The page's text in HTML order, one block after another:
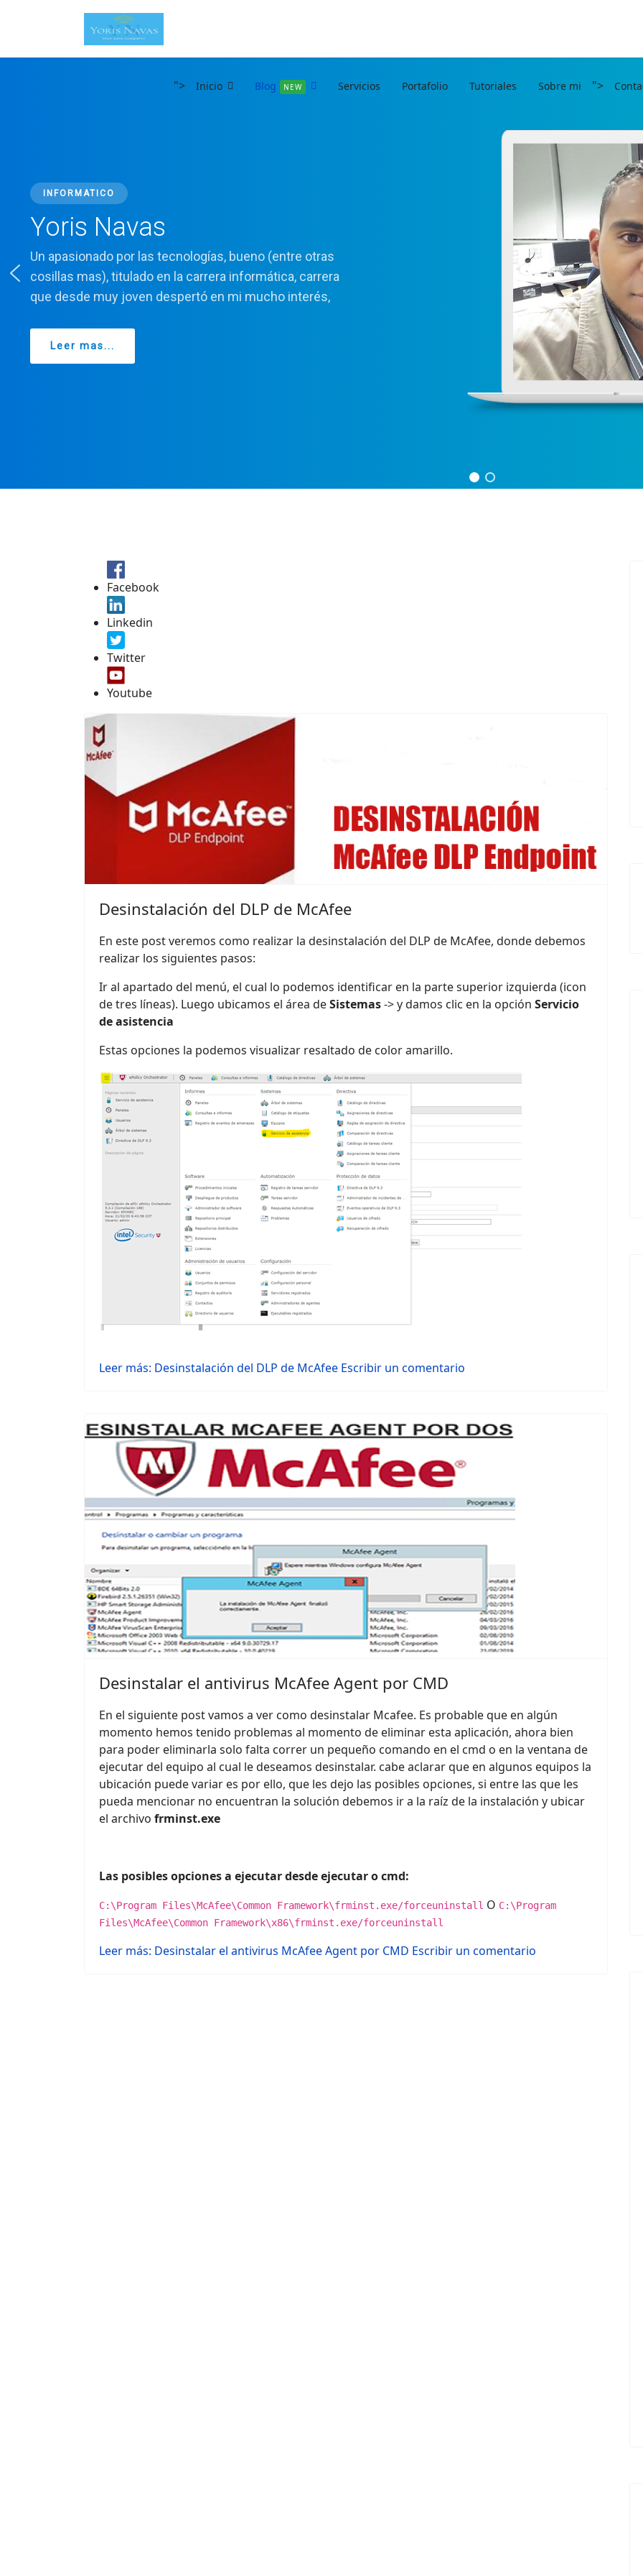
"> Inicio Blog NEW Servicios Portafolio Tutoriales Sobre mi ">
INFORMATICO
Yoris Navas
Un apasionado por las tecnologías, bueno (entre otras
cosillas mas), titulado en la carrera informática, carrera
que desde muy joven despertó en mi mucho interés,
Leer mas...
Facebook
Linkedin
Twitter
Youtube
Desinstalación del DLP de McAfee
En este post veremos como realizar la desinstalación del DLP de McAfee, donde debemos
realizar los siguientes pasos:
Ir al apartado del menú, el cual lo podemos identificar en la parte superior izquierda (icon
de tres líneas). Luego ubicamos el área deSistemas-> y damos clic en la opción Servicio
de asistencia
Estas opciones la podemos visualizar resaltado de color amarillo.
Leer más: Desinstalación del DLP de McAfee Escribir un comentario
Desinstalar el antivirus McAfee Agent por CMD
En el siguiente post vamos a ver como desinstalar Mcafee. Es probable que en algún
momento hemos tenido problemas al momento de eliminar esta aplicación, ahora bien
para poder eliminarla solo falta correr un pequeño comando en el cmd o en la ventana de
ejecutar del equipo al cual le deseamos desinstalar. cabe aclarar que en algunos equipos la
ubicación puede variar es por ello, que les dejo las posibles opciones, si entre las que les
pueda mencionar no encuentran la solución debemos ir a la raíz de la instalación y ubicar
el archivo frminst.exe
Las posibles opciones a ejecutar desde ejecutar o cmd:
C:\Program Files\McAfee\Common Framework\frminst.exe/forceuninstall O C:\Program
Files\McAfee\Common Framework\x86\frminst.exe/forceuninstall
Leer más: Desinstalar el antivirus McAfee Agent por CMD Escribir un comentario